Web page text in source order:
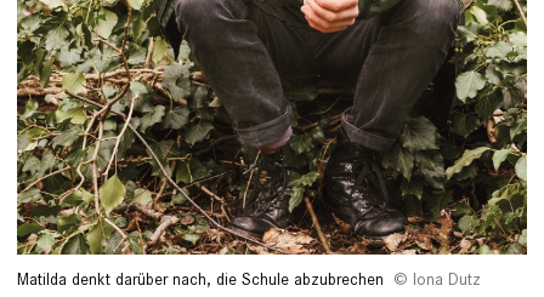
Matilda denkt darüber nach, die Schule abzubrechen Iona Dutz